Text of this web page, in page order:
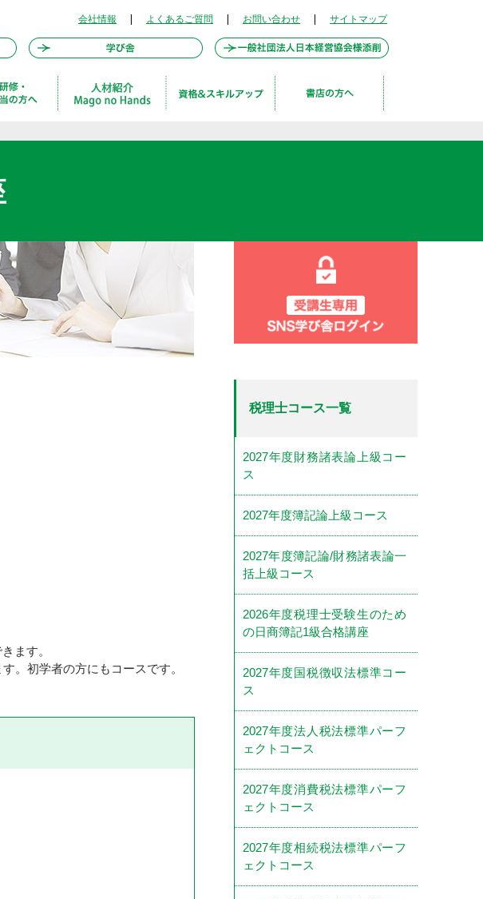
会社情報 | よくあるご質問 | お問い合わせ | サイトマップ
ます。
。初学者の方にもコースです。
税理士コース一覧
2027年度財務諸表論上級コー
ス
2027年度簿記論上級コース
2027年度簿記論/財務諸表論一
括上級コース
2026年度税理士受験生のため
の日商簿記1級合格講座
2027年度国税徴収法標準コー
ス
2027年度法人税法標準パーフ
ェクトコース
2027年度消費税法標準パーフ
ェクトコース
2027年度相続税法標準パーフ
ェクトコース